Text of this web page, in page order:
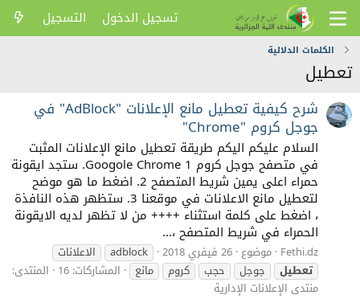
تسجيل الدخول التسجيل
الكلمات الدلالية
تعطيل
شرح كيفية تعطيل مانع الإعلانات "AdBlock" في
جوجل كروم "Chrome"
السلام عليكم اليكم طريقة تعطيل مانع الإعلانات المثبت
في متصفح جوجل كروم Googole Chrome 1. ستجد ايقونة
حمراء اعلى يمين شريط المتصفح 2. اضغط ما هو موضح
لتعطيل مانع الاعلانات في موقعنا 3. ستظهر هذه النافذة
، اضغط على كلمة استثناء ++++ من لا تظهر لديه الايقونة
الحمراء في شريط المتصفح ،...
Fethi.dz موضوع 26 فيفري 2018 adblock
الاعلانات
تعطيل
جوجل حجب كروم مانع المشاركات: 16
المنتدى:
منتدى الإعلانات الإدارية